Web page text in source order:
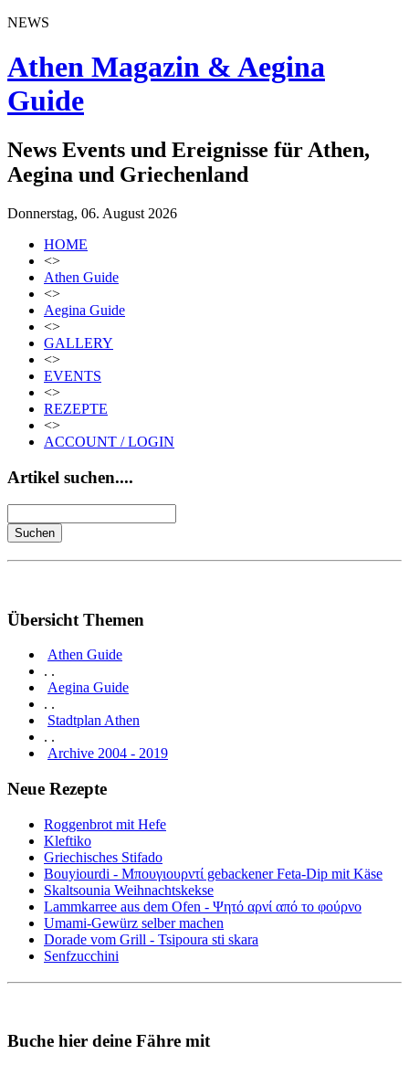
NEWS
Athen Magazin & Aegina
Guide
News Events und Ereignisse für Athen,
Aegina und Griechenland
Donnerstag, 06. August 2026
HOME
<>
Athen Guide
<>
Aegina Guide
<>
GALLERY
<>
EVENTS
<>
REZEPTE
<>
ACCOUNT / LOGIN
Artikel suchen....
Übersicht Themen
Athen Guide
. .
Aegina Guide
. .
Stadtplan Athen
. .
Archive 2004 - 2019
Neue Rezepte
Roggenbrot mit Hefe
Kleftiko
Griechisches Stifado
Bouyiourdi - Μπουγιουρντί gebackener Feta-Dip mit Käse
Skaltsounia Weihnachtskekse
Lammkarree aus dem Ofen - Ψητό αρνί από το φούρνο
Umami-Gewürz selber machen
Dorade vom Grill - Tsipoura sti skara
Senfzucchini
Buche hier deine Fähre mit